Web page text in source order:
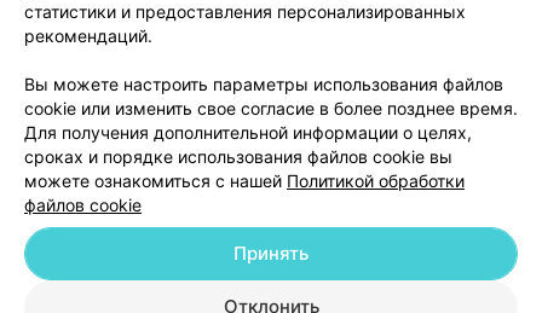
Добавить компанию
Добавить специалиста
статистики и предоставления персонализированных
рекомендаций.
Вы можете настроить параметры использования файлов
cookie или изменить свое согласие в более позднее время.
Для получения дополнительной информации о целях,
сроках и порядке использования файлов cookie вы
можете ознакомиться с нашей Политикой обработки
файлов cookie
Отклонить
Принять